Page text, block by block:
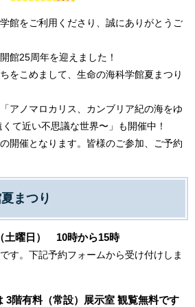
館をご利用くださり、誠にありがとうご
館25周年を迎えました！
をこめまして、生命の海科学館夏まつり
アノマロカリス、カンブリア紀の海をゆ
て近い不思議な世界〜」も開催中！
開催となります。皆様のご参加、ご予約
まつり
土曜日） 10時から15時
す。下記予約フォームから受け付けしま
階有料（常設）展示室 観覧無料です